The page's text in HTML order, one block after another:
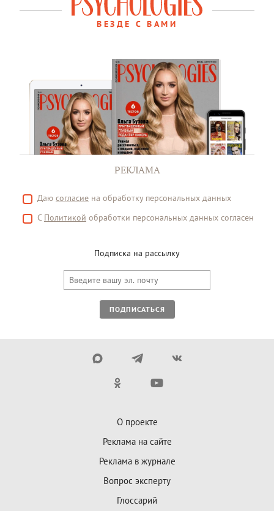
ВЕЗДЕ С ВАМИ
РЕКЛАМА
Даю согласие на обработку персональных данных
С Политикой обработки персональных данных согласен
Подписка на рассылку
ПОДПИСАТЬСЯ
О проекте
Реклама на сайте
Реклама в журнале
Вопрос эксперту
Глоссарий